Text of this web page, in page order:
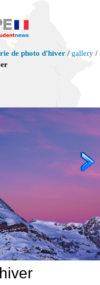
de photo d'hiver/ gallery/